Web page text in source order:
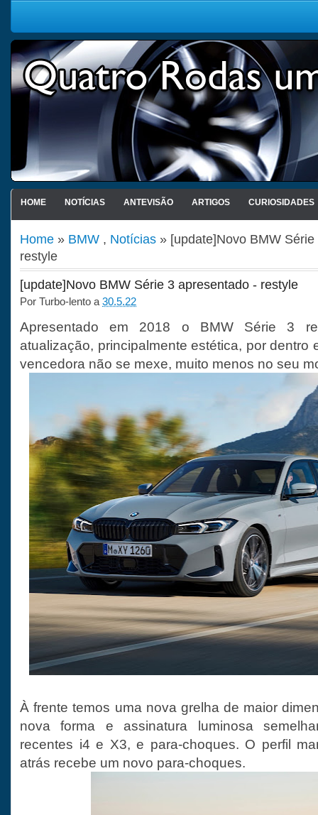
HOME NOTÍCIAS ANTEVISÃO ARTIGOS CURIOSIDADES
Home » BMW , Notícias » [update]Novo BMW
restyle
[update]Novo BMW Série 3 apresentado - restyle
Por Turbo-lento a 30.5.22
Apresentado em 2018 o BMW Série 3
atualização, principalmente estética, por dentro
vencedora não se mexe, muito menos no seu
À frente temos uma nova grelha de maior
nova forma e assinatura luminosa
recentes i4 e X3, e para-choques. O perfil
atrás recebe um novo para-choques.